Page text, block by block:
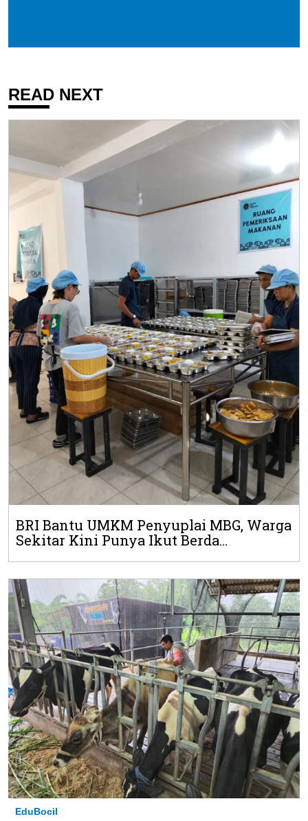
READ NEXT
BRI Bantu UMKM Penyuplai MBG, Warga
Sekitar Kini Punya Ikut Berda...
EduBocil